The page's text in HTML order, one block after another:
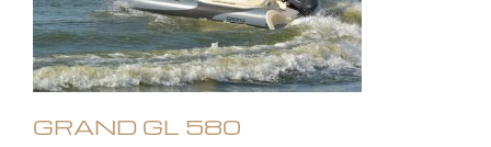
GRAND GL 580